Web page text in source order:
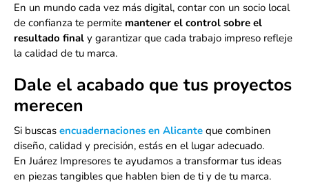
En un mundo cada vez más digital, contar con un socio local
de confianza te permite mantener el control sobre el
resultado final y garantizar que cada trabajo impreso refleje
la calidad de tu marca.
Dale el acabado que tus proyectos
merecen
Si buscas encuadernaciones en Alicante que combinen
diseño, calidad y precisión, estás en el lugar adecuado.
En Juárez Impresores te ayudamos a transformar tus ideas
en piezas tangibles que hablen bien de ti y de tu marca.